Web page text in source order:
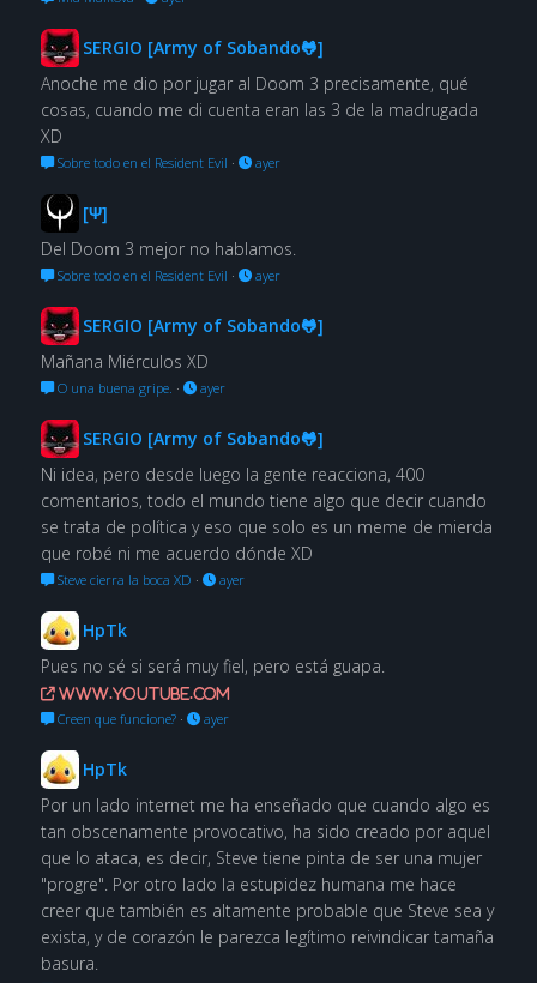
SERGIO [Army of Sobando🐸]
Anoche me dio por jugar al Doom 3 precisamente, qué
cosas, cuando me di cuenta eran las 3 de la madrugada
XD
Sobre todo en el Resident Evil · ayer
[Ψ]
Del Doom 3 mejor no hablamos.
Sobre todo en el Resident Evil · ayer
SERGIO [Army of Sobando🐸]
Mañana Miérculos XD
O una buena gripe. · ayer
SERGIO [Army of Sobando🐸]
Ni idea, pero desde luego la gente reacciona, 400
comentarios, todo el mundo tiene algo que decir cuando
se trata de política y eso que solo es un meme de mierda
que robé ni me acuerdo dónde XD
Steve cierra la boca XD · ayer
HpTk
Pues no sé si será muy fiel, pero está guapa.
www.youtube.com
Creen que funcione?· ayer
HpTk
Por un lado internet me ha enseñado que cuando algo es
tan obscenamente provocativo, ha sido creado por aquel
que lo ataca, es decir, Steve tiene pinta de ser una mujer
"progre". Por otro lado la estupidez humana me hace
creer que también es altamente probable que Steve sea y
exista, y de corazón le parezca legítimo reivindicar tamaña
basura.